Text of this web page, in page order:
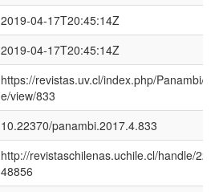
2019-04-17T20:45:14Z
2019-04-17T20:45:14Z
https://revistas.uv.cl/index.php/Panambi/
e/view/833
10.22370/panambi.2017.4.833
http://revistaschilenas.uchile.cl/handle/
48856